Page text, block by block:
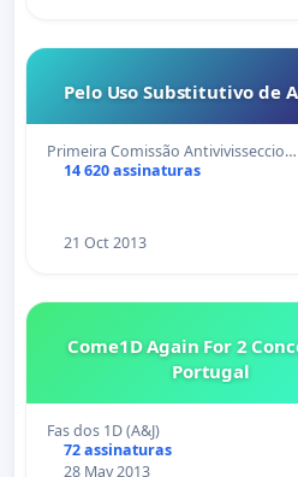
Pelo Uso Substitutivo de
Primeira Comissão Antivivisseccio…
14 620 assinaturas
21 Oct 2013
Come1D Again For 2
Portugal
Fas dos 1D (A&J)
72 assinaturas
28 May 2013